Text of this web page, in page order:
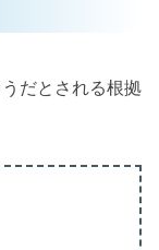
だとされる根拠